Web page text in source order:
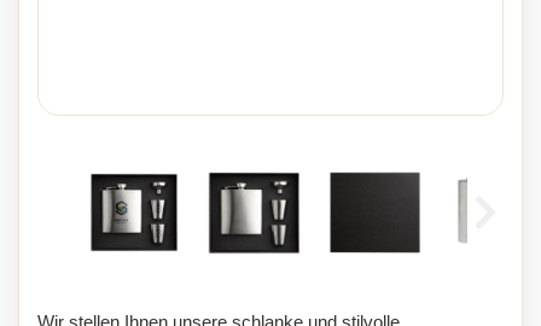
Wir stellen Ihnen unsere schlanke und stilvolle